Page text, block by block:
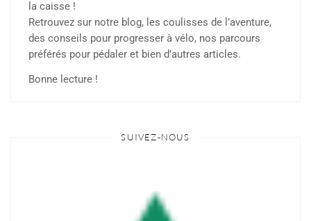
la caisse !
Retrouvez sur notre blog, les coulisses de l’aventure,
des conseils pour progresser à vélo, nos parcours
préférés pour pédaler et bien d’autres articles.
Bonne lecture !
SUIVEZ-NOUS